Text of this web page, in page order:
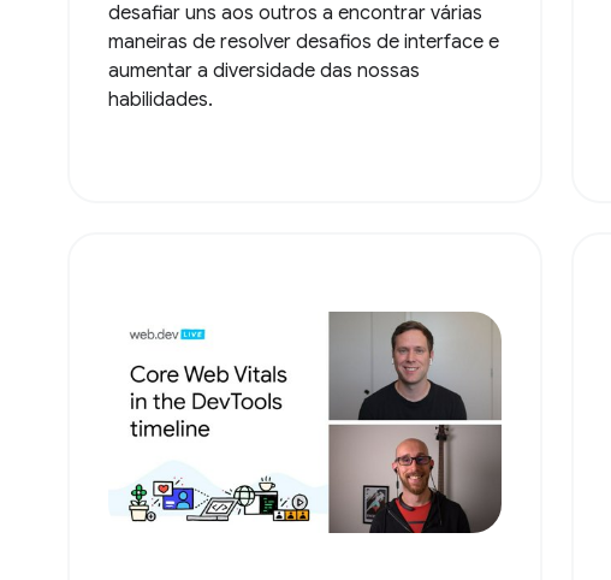
desafiar uns aos outros a encontrar várias
maneiras de resolver desafios de interface e
aumentar a diversidade das nossas
habilidades.